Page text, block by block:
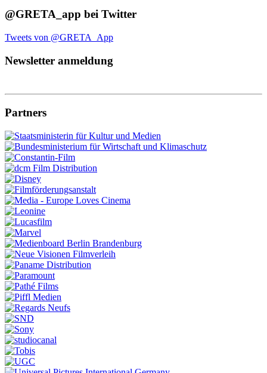
@GRETA_app bei Twitter
Tweets von @GRETA_App
Newsletter anmeldung
Partners